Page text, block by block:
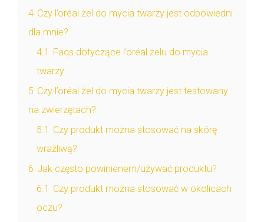
4 Czy l’oréal żel do mycia twarzy jest odpowiedni
dla mnie?
4.1
Faqs dotyczące l’oréal żelu do mycia
twarzy
5 Czy l’oréal żel do mycia twarzy jest testowany
na zwierzętach?
5.1 Czy produkt można stosować na skórę
wrażliwą?
6 Jak często powinienem/używać produktu?
6.1 Czy produkt można stosować w okolicach
oczu?